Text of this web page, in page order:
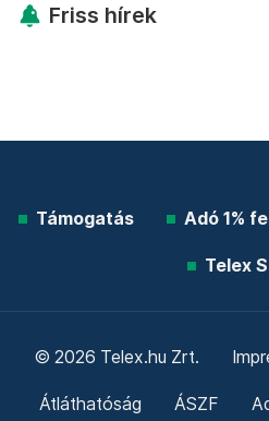
Friss hírek
Támogatás Adó 1%
Telex
© 2026 Telex.hu Zrt.
Átláthatóság ÁSZF